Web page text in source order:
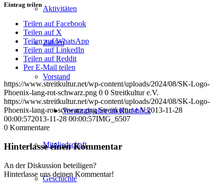
Aktivitäten
Zahlen
Vorstand
Vorstandsjahre im Rückblick
Mitgliedschaft
Geschichte
Eintrag teilen
Teilen auf Facebook
Teilen auf X
Teilen auf WhatsApp
Teilen auf LinkedIn
Teilen auf Reddit
Per E-Mail teilen
https://www.streitkultur.net/wp-content/uploads/2024/08/SK-Logo-
Phoenix-lang-rot-schwarz.png 0 0 Streitkultur e.V.
https://www.streitkultur.net/wp-content/uploads/2024/08/SK-Logo-
Phoenix-lang-rot-schwarz.png Streitkultur e.V.2013-11-28
00:00:572013-11-28 00:00:57IMG_6507
0 Kommentare
Hinterlasse einen Kommentar
An der Diskussion beteiligen?
Hinterlasse uns deinen Kommentar!